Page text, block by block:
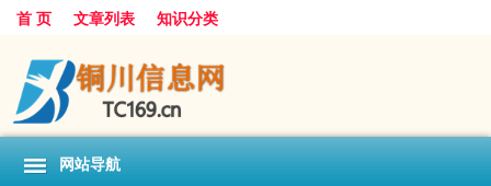
首 页 文章列表 知识分类
网站导航